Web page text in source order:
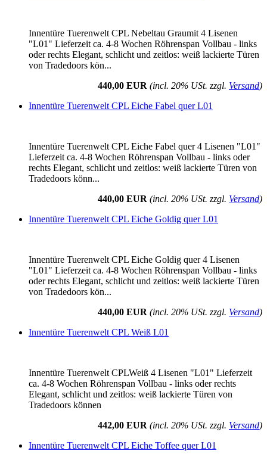
Innentüre Tuerenwelt CPL Nebeltau Graumit 4 Lisenen
"L01" Lieferzeit ca. 4-8 Wochen Röhrenspan Vollbau - links
oder rechts Elegant, schlicht und zeitlos: weiß lackierte Türen
von Tradedoors kön...
440,00 EUR (incl. 20% USt. zzgl. Versand)
Innentüre Tuerenwelt CPL Eiche Fabel quer L01
Innentüre Tuerenwelt CPL Eiche Fabel quer 4 Lisenen "L01"
Lieferzeit ca. 4-8 Wochen Röhrenspan Vollbau - links oder
rechts Elegant, schlicht und zeitlos: weiß lackierte Türen von
Tradedoors könn...
440,00 EUR (incl. 20% USt. zzgl. Versand)
Innentüre Tuerenwelt CPL Eiche Goldig quer L01
Innentüre Tuerenwelt CPL Eiche Goldig quer 4 Lisenen
"L01" Lieferzeit ca. 4-8 Wochen Röhrenspan Vollbau - links
oder rechts Elegant, schlicht und zeitlos: weiß lackierte Türen
von Tradedoors kön...
440,00 EUR (incl. 20% USt. zzgl. Versand)
Innentüre Tuerenwelt CPL Weiß L01
Innentüre Tuerenwelt CPLWeiß 4 Lisenen "L01" Lieferzeit
ca. 4-8 Wochen Röhrenspan Vollbau - links oder rechts
Elegant, schlicht und zeitlos: weiß lackierte Türen von
Tradedoors können
442,00 EUR (incl. 20% USt. zzgl. Versand)
Innentüre Tuerenwelt CPL Eiche Toffee quer L01